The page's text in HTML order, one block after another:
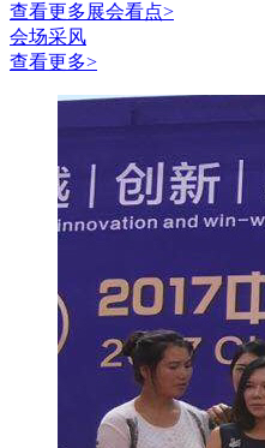
查看更多展会看点>
会场采风
查看更多>